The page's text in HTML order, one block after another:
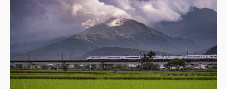
中信慈善基金會想增加董事人數！辜仲諒向法院聲請遭
故宮《龍藏經》特展第2檔！今線上預約開賣一度塞車
周六起展出延長至晚上7時
台東農業處長涉圖利渡假村！東檢抗告成功 今重開羈